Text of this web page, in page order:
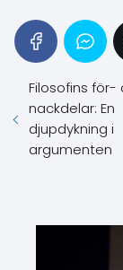
Filosofins för-
nackdelar: En
djupdykning i
argumenten